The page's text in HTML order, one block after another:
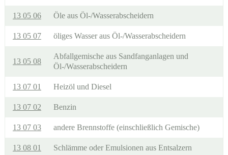
13 05 06 Öle aus Öl-/Wasserabscheidern
13 05 07 öliges Wasser aus Öl-/Wasserabscheidern
13 05 08
Abfallgemische aus Sandfanganlagen und
Öl-/Wasserabscheidern
13 07 01 Heizöl und Diesel
13 07 02 Benzin
13 07 03 andere Brennstoffe (einschließlich Gemische)
13 08 01 Schlämme oder Emulsionen aus Entsalzern